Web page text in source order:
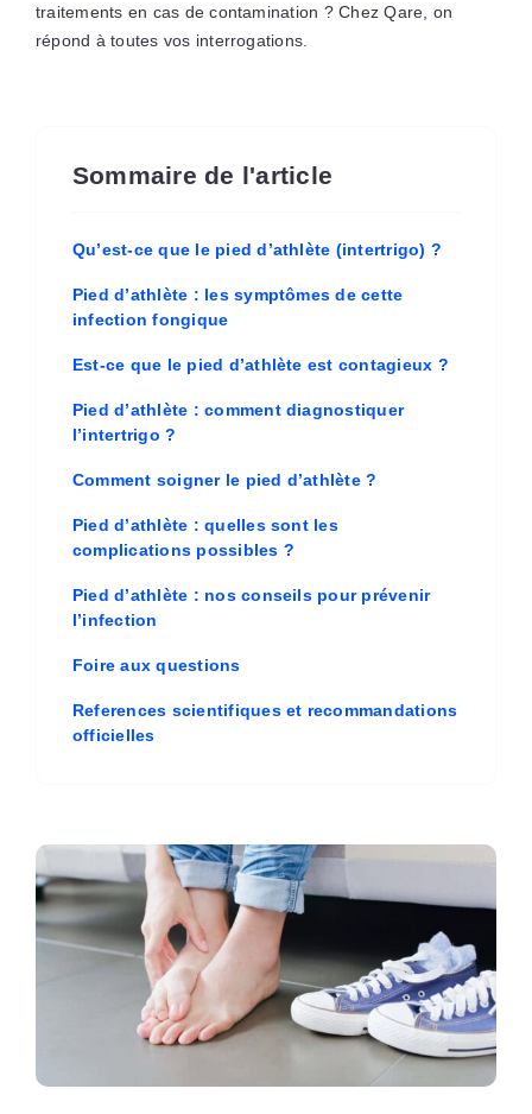
traitements en cas de contamination ? Chez Qare, on
répond à toutes vos interrogations.
Sommaire de l'article
Qu’est-ce que le pied d’athlète (intertrigo) ?
Pied d’athlète : les symptômes de cette
infection fongique
Est-ce que le pied d’athlète est contagieux ?
Pied d’athlète : comment diagnostiquer
l’intertrigo ?
Comment soigner le pied d’athlète ?
Pied d’athlète : quelles sont les
complications possibles ?
Pied d’athlète : nos conseils pour prévenir
l’infection
Foire aux questions
References scientifiques et recommandations
officielles